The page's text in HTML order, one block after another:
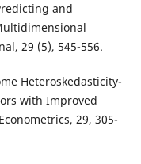
and
29 (5), 545-556.
Heteroskedasticity-
with Improved
29, 305-